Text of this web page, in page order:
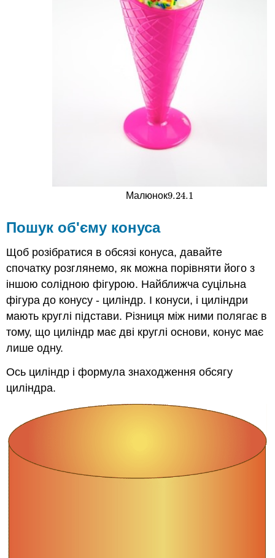
Малюнок9.24.1
9.24.1
Пошук об'єму конуса
Щоб розібратися в обсязі конуса, давайте
спочатку розглянемо, як можна порівняти його з
іншою солідною фігурою. Найближча суцільна
фігура до конусу - циліндр. І конуси, і циліндри
мають круглі підстави. Різниця між ними полягає в
тому, що циліндр має дві круглі основи, конус має
лише одну.
Ось циліндр і формула знаходження обсягу
циліндра.